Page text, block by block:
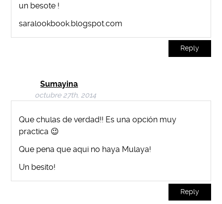
un besote !
saralookbook.blogspot.com
Reply
Sumayina
octubre 27th, 2014
Que chulas de verdad!! Es una opción muy
practica 😉
Que pena que aqui no haya Mulaya!
Un besito!
Reply